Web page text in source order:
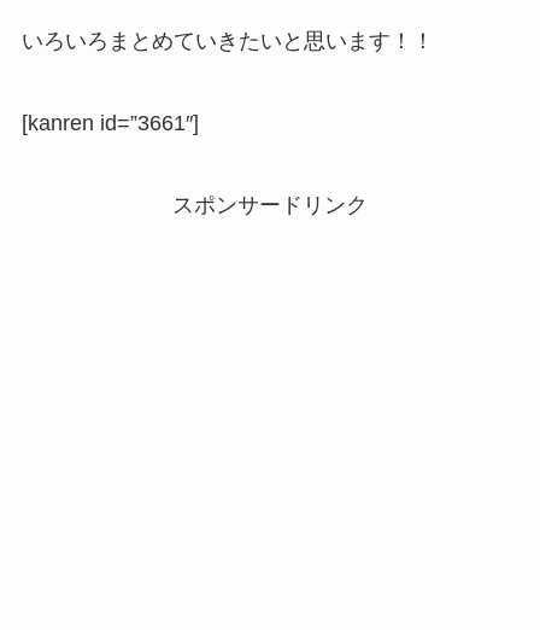
いろいろまとめていきたいと思います！！
[kanren id=”3661″]
スポンサードリンク